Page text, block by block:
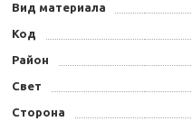
Вид материала
Код
Район
Свет
Сторона